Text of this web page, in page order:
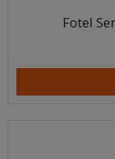
Fotel